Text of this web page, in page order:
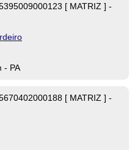
[ MATRIZ ] -
- PA
[ MATRIZ ] -